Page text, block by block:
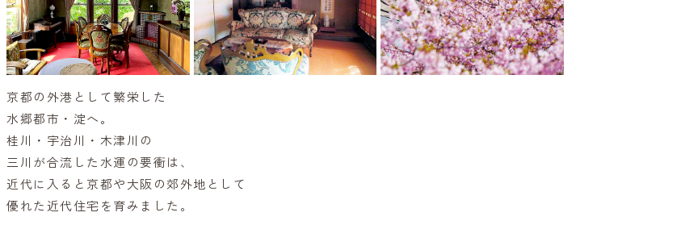
京都の外港として繁栄した
水郷都市・淀へ。
桂川・宇治川・木津川の
三川が合流した水運の要衝は、
近代に入ると京都や大阪の郊外地として
優れた近代住宅を育みました。